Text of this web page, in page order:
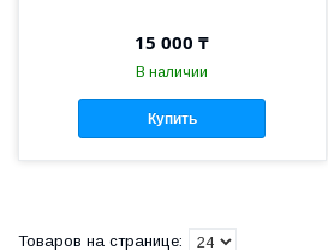
15 000 ₸
В наличии
Купить